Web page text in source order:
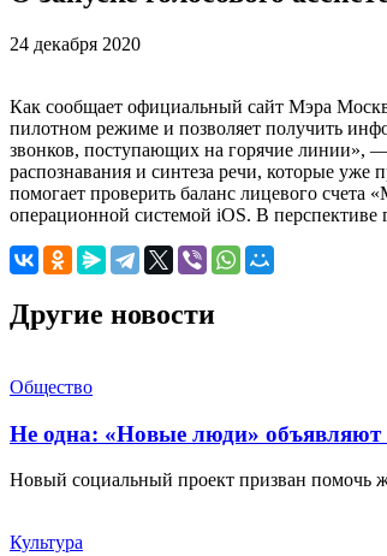
24 декабря 2020
Как сообщает официальный сайт Мэра
пилотном режиме и позволяет получить
звонков, поступающих на горячие линии», —
распознавания и синтеза речи, которые
помогает проверить баланс лицевого счета
операционной системой iOS. В
Другие новости
Общество
Не одна: «Новые люди» объявляют
Новый социальный проект призван
Культура